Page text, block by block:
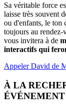
Sa véritable force
laisse très souvent
ou d'enfants, le ton
toujours au rendez-
vous invitera à de
interactifs qui
Appeler David de
À LA
ÉVÉNEMENT